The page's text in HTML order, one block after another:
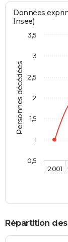
Personnes décédées
Données
Insee)
2001
0,5
1
1,5
2
2,5
3
3,5
Répartition